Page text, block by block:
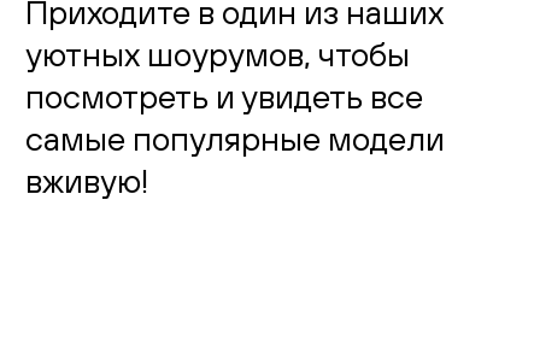
Приходите в один из наших
уютных шоурумов, чтобы
посмотреть и увидеть все
самые популярные модели
вживую!